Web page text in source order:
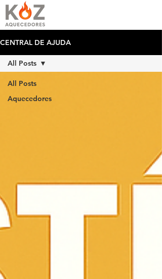
CENTRAL DE AJUDA
All Posts
Aquecedores
All Posts